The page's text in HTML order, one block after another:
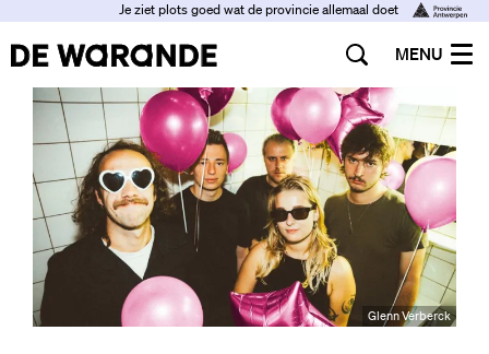
Je ziet plots goed wat de provincie allemaal doet
MENU
Glenn Verberck